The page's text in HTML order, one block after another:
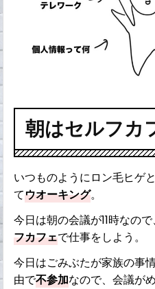
朝はセルフカ
いつものようにロン毛ヒゲ
てウオーキング。
今日は朝の会議が11時なの
フカフェで仕事をしよう。
今日はごみぶたが家族の事
由で不参加なので、会議が